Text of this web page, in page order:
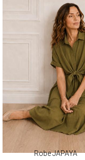
Robe JAPAYA